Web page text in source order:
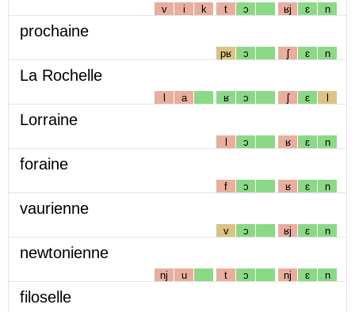
v i k t ɔ ʁj ɛ n
prochaine
pʁ ɔ ʃ ɛ n
La Rochelle
l a ʁ ɔ ʃ ɛ l
Lorraine
l ɔ ʁ ɛ n
foraine
f ɔ ʁ ɛ n
vaurienne
v ɔ ʁj ɛ n
newtonienne
nj u t ɔ nj ɛ n
filoselle